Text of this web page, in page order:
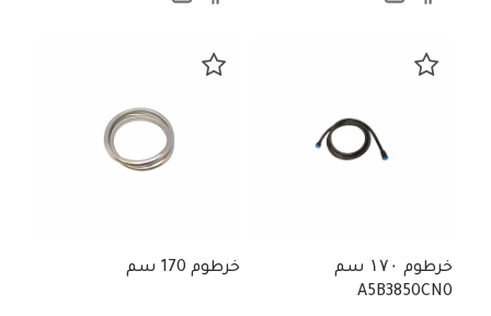
خرطوم ۱۷۰ سم
A5B3850CN0
خرطوم 170 سم